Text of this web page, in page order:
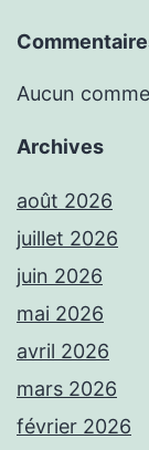
Aucun
Archives
août 2026
juillet 2026
juin 2026
mai 2026
avril 2026
mars 2026
février 2026